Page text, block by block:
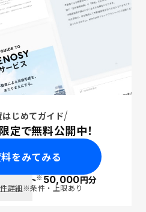
じめてガイド
定で無料公開中！
をみてみる
ポイント※50,000円分
詳細※条件・上限あり